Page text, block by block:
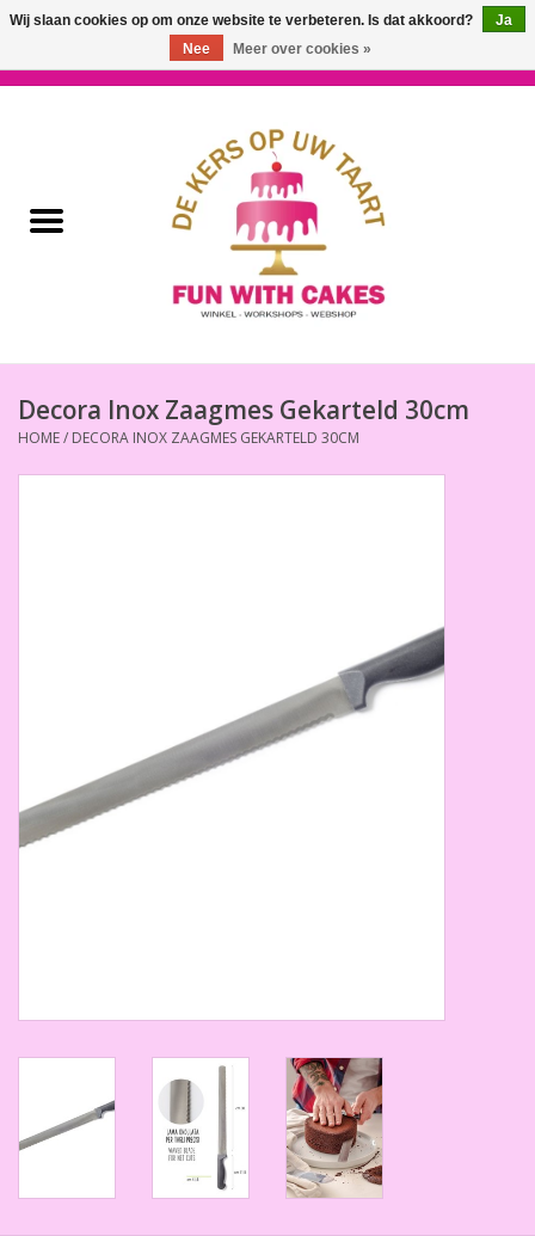
Workshops & Cursussen
Decoreer Gereedschap
Cadeaubonnen
Merken
Decora Inox Zaagmes Gekarteld 30cm
HOME/ DECORA INOX ZAAGMES GEKARTELD 30CM
Wij slaan cookies op om onze website te verbeteren. Is dat akkoord?
Ja
Nee
Meer over cookies »